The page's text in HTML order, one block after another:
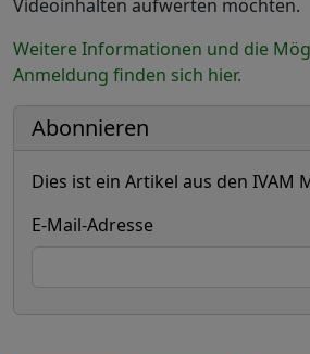
Videoinhalten aufwerten möchten.
Weitere Informationen und die
Anmeldung finden sich hier.
Abonnieren
Dies ist ein Artikel aus den IVAM
E-Mail-Adresse